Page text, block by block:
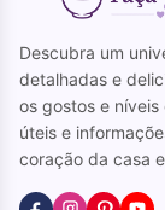
Descubra um
detalhadas e
os gostos e
úteis e
coração da casa